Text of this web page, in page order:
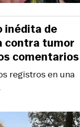
registros en una
inédita de
contra tumor
comentarios